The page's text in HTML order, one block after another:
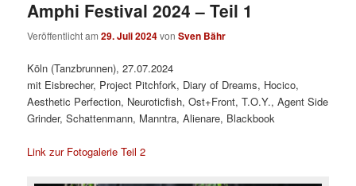
Amphi Festival 2024 – Teil 1
Veröffentlicht am29. Juli 2024vonSven Bähr
Köln (Tanzbrunnen), 27.07.2024
mit Eisbrecher, Project Pitchfork, Diary of Dreams, Hocico,
Aesthetic Perfection, Neuroticfish, Ost+Front, T.O.Y., Agent Side
Grinder, Schattenmann, Manntra, Alienare, Blackbook
Link zur Fotogalerie Teil 2